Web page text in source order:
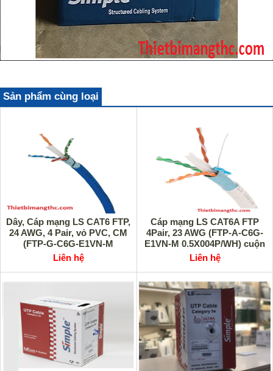
Sản phẩm cùng loại
Dây, Cáp mạng LS CAT6 FTP,
24 AWG, 4 Pair, vỏ PVC, CM
(FTP-G-C6G-E1VN-M
0.5X004P/BL) cao cấp
Liên hệ
Cáp mạng LS CAT6A FTP
4Pair, 23 AWG (FTP-A-C6G-
E1VN-M 0.5X004P/WH) cuộn
305m cao cấp
Liên hệ